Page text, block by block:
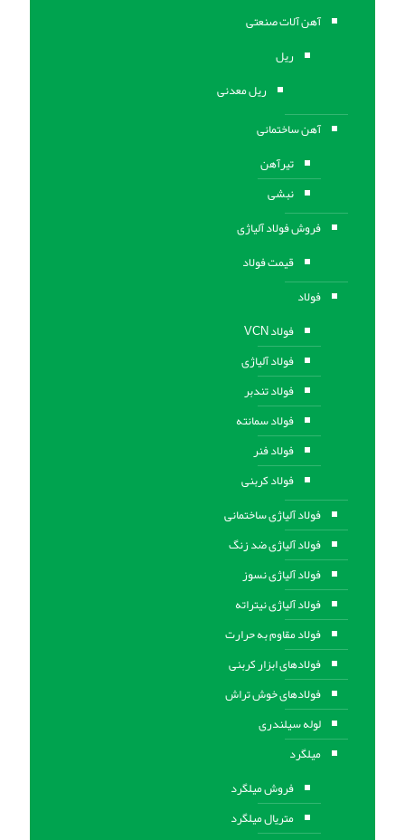
آهن آلات صنعتی
ریل
ریل معدنی
آهن ساختمانی
تیرآهن
نبشی
فروش فولاد آلیاژی
قیمت فولاد
فولاد
فولاد VCN
فولاد آلیاژی
فولاد تندبر
فولاد سمانته
فولاد فنر
فولاد کربنی
فولاد آلیاژی ساختمانی
فولاد آلیاژی ضد زنگ
فولاد آلیاژی نسوز
فولاد آلیاژی نیتراته
فولاد مقاوم به حرارت
فولادهای ابزار کربنی
فولادهای خوش تراش
لوله سیلندری
میلگرد
فروش میلگرد
متریال میلگرد